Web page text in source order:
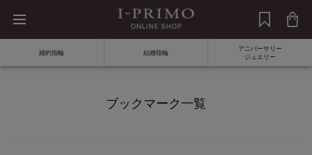
婚約指輪 結婚指輪
アニバーサリー
ジュエリー
ブックマーク一覧